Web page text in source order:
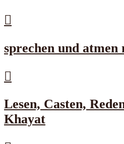
sprechen und
Lesen, Casten,
Khayat